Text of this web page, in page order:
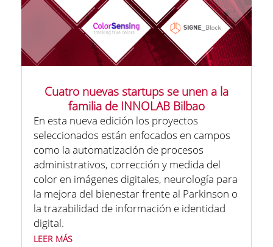
Cuatro nuevas startups se unen a la
familia de INNOLAB Bilbao
En esta nueva edición los proyectos
seleccionados están enfocados en campos
como la automatización de procesos
administrativos, corrección y medida del
color en imágenes digitales, neurología para
la mejora del bienestar frente al Parkinson o
la trazabilidad de información e identidad
digital.
leer más